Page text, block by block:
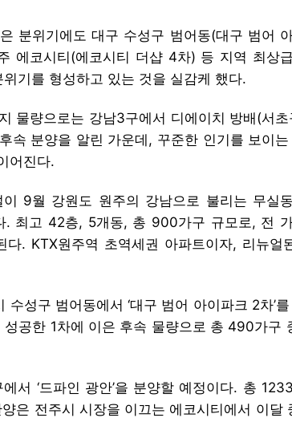
분위기에도 대구 수성구 범어동(대구 범어
에코시티(에코시티 더샵 4차) 등 지역 최상
기를 형성하고 있는 것을 실감케 했다.
물량으로는 강남3구에서 디에이치 방배(서
속 분양을 알린 가운데, 꾸준한 인기를 보이
어진다.
9월 강원도 원주의 강남으로 불리는 무실
. 최고 42층, 5개동, 총 900가구 규모로, 전
. KTX원주역 초역세권 아파트이자, 리뉴얼된
성구 범어동에서 ‘대구 범어 아이파크 2차’
공한 1차에 이은 후속 물량으로 총 490가구
서 ‘드파인 광안’을 분양할 예정이다. 총
은 전주시 시장을 이끄는 에코시티에서 이달